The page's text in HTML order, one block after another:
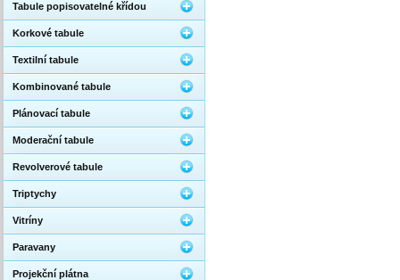
Tabule popisovatelné křídou
Korkové tabule
Textilní tabule
Kombinované tabule
Plánovací tabule
Moderační tabule
Revolverové tabule
Triptychy
Vitríny
Paravany
Projekční plátna